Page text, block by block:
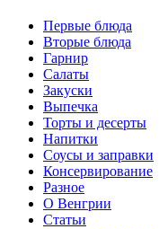
Первые блюда
Вторые блюда
Гарнир
Салаты
Закуски
Выпечка
Торты и десерты
Напитки
Соусы и заправки
Консервирование
Разное
О Венгрии
Статьи